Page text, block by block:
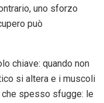
uno sforzo
può
chiave: quando non
si altera e i muscoli
che spesso sfugge: le